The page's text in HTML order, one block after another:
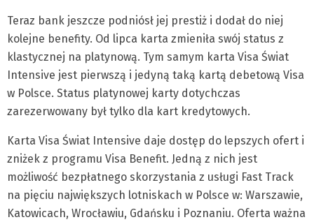
Teraz bank jeszcze podniósł jej prestiż i dodał do niej
kolejne benefity. Od lipca karta zmieniła swój status z
klastycznej na platynową. Tym samym karta Visa Świat
Intensive jest pierwszą i jedyną taką kartą debetową Visa
w Polsce. Status platynowej karty dotychczas
zarezerwowany był tylko dla kart kredytowych.
Karta Visa Świat Intensive daje dostęp do lepszych ofert i
zniżek z programu Visa Benefit. Jedną z nich jest
możliwość bezpłatnego skorzystania z usługi Fast Track
na pięciu największych lotniskach w Polsce w: Warszawie,
Katowicach, Wrocławiu, Gdańsku i Poznaniu. Oferta ważna